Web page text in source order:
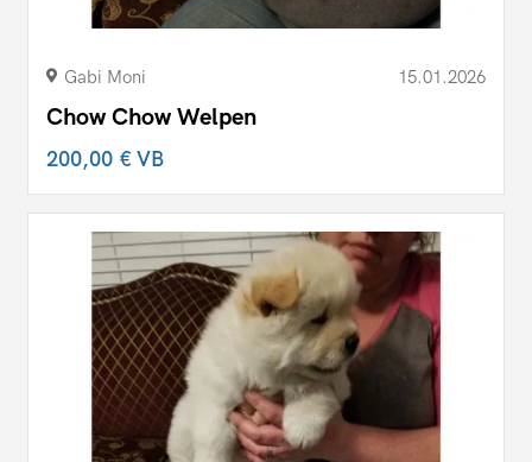
Gabi Moni 15.01.2026
Chow Chow Welpen
200,00 €VB